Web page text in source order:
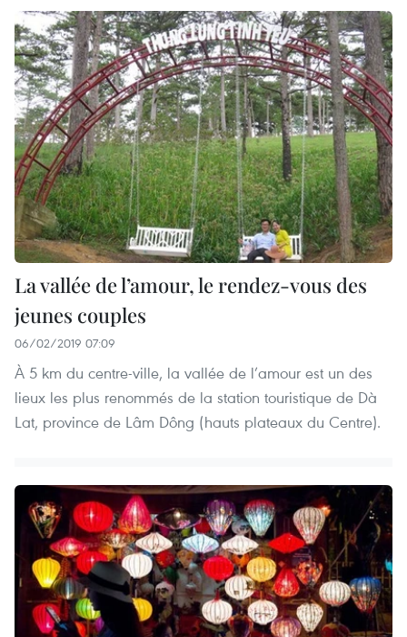
La vallée de l’amour, le rendez-vous des
jeunes couples
06/02/2019 07:09
À 5 km du centre-ville, la vallée de l’amour est un des
lieux les plus renommés de la station touristique de Dà
Lat, province de Lâm Dông (hauts plateaux du Centre).